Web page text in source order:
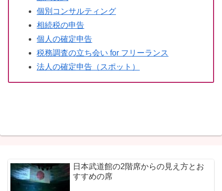
個別コンサルティング
相続税の申告
個人の確定申告
税務調査の立ち会い for フリーランス
法人の確定申告（スポット）
日本武道館の2階席からの見え方とお
すすめの席